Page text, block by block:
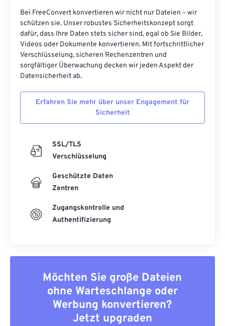
Bei FreeConvert konvertieren wir nicht nur Dateien – wir
schützen sie. Unser robustes Sicherheitskonzept sorgt
dafür, dass Ihre Daten stets sicher sind, egal ob Sie Bilder,
Videos oder Dokumente konvertieren. Mit fortschrittlicher
Verschlüsselung, sicheren Rechenzentren und
sorgfältiger Überwachung decken wir jeden Aspekt der
Datensicherheit ab.
Erfahren Sie mehr über unser Engagement für
Sicherheit
SSL/TLS
Verschlüsselung
Geschützte Daten
Zentren
Zugangskontrolle und
Authentifizierung
Möchten Sie große Dateien
ohne Warteschlange oder
Werbung konvertieren?
Jetzt upgraden